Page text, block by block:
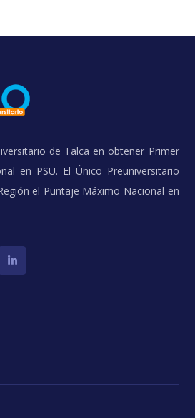
de Talca en obtener Primer
en PSU. El Único Preuniversitario
el Puntaje Máximo Nacional en